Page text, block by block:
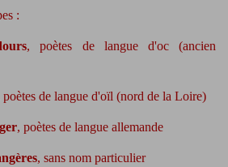
:
, poètes de langue d'oc (ancien
poètes de langue d'oïl (nord de la Loire)
, poètes de langue allemande
, sans nom particulier